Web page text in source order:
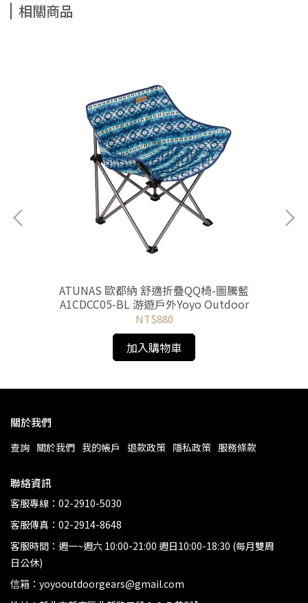
相關商品
ATUNAS 歐都納 舒適折疊QQ椅-圖騰藍
A1CDCC05-BL 游遊戶外Yoyo Outdoor
NT$880
加入購物車
關於我們
查詢 關於我們 我的帳戶 退款政策 隱私政策 服務條款
聯絡資訊
客服專線：02-2910-5030
客服傳真：02-2914-8648
客服時間：週一~週六 10:00-21:00 週日10:00-18:30 (每月雙周
日公休)
信箱：yoyooutdoorgears@gmail.com